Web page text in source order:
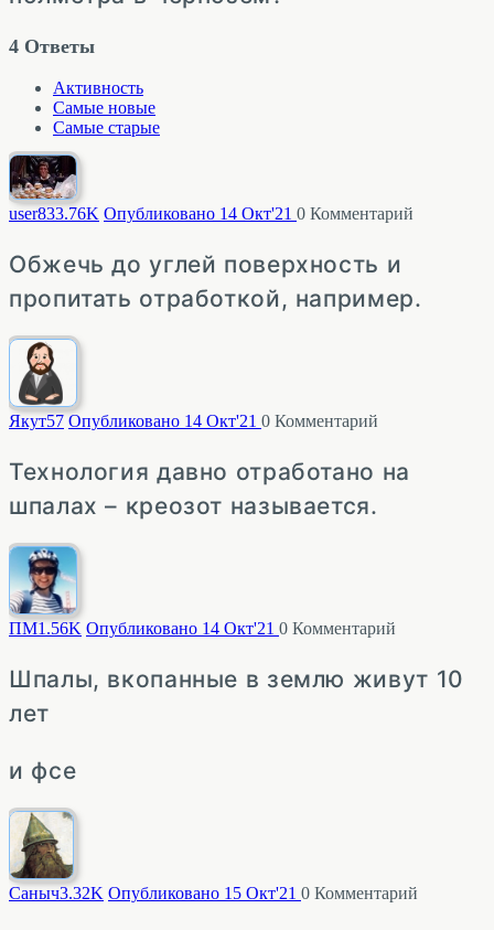
4 Ответы
Активность
Самые новые
Самые старые
user833.76K Опубликовано 14 Окт'21 0 Комментарий
Обжечь до углей поверхность и
пропитать отработкой, например.
Якут57 Опубликовано 14 Окт'21 0 Комментарий
Технология давно отработано на
шпалах – креозот называется.
ПМ1.56K Опубликовано 14 Окт'21 0 Комментарий
Шпалы, вкопанные в землю живут 10
лет
и фсе
Саныч3.32K Опубликовано 15 Окт'21 0 Комментарий